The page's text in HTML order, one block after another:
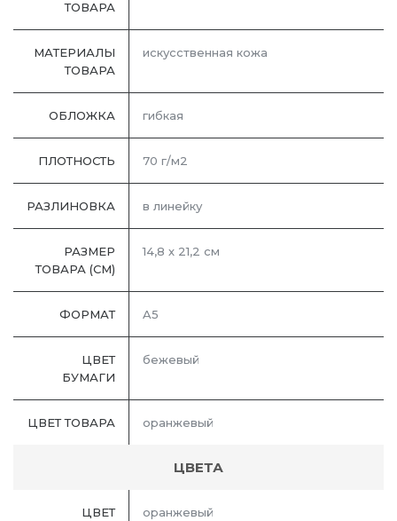
ТОВАРА
МАТЕРИАЛЫ
ТОВАРА
искусственная кожа
ОБЛОЖКА гибкая
ПЛОТНОСТЬ 70 г/м2
РАЗЛИНОВКА в линейку
РАЗМЕР
ТОВАРА (СМ)
14,8 х 21,2 см
ФОРМАТ A5
ЦВЕТ
БУМАГИ
бежевый
ЦВЕТ ТОВАРА оранжевый
ЦВЕТА
ЦВЕТ оранжевый